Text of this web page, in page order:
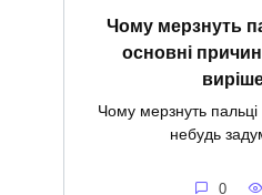
Чому мерзнуть
основні
Чому мерзнуть
небудь
0